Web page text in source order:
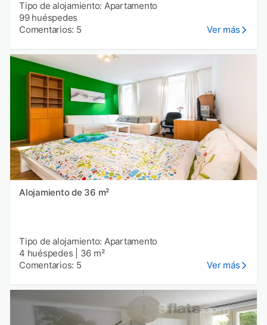
Tipo de alojamiento: Apartamento
99 huéspedes
Comentarios: 5
Ver más
Alojamiento de 36 m²
Tipo de alojamiento: Apartamento
4 huéspedes
36 m²
Comentarios: 5
Ver más